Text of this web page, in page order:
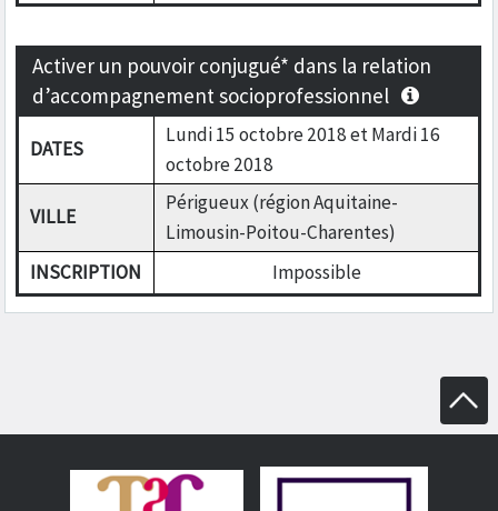
Activer un pouvoir conjugué* dans la relation
d’accompagnement socioprofessionnel
DATES
Lundi 15 octobre 2018 et Mardi 16
octobre 2018
VILLE
Périgueux (région Aquitaine-
Limousin-Poitou-Charentes)
INSCRIPTION
Impossible